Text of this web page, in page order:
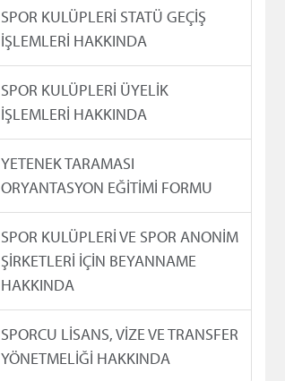
SPOR KULÜPLERİ STATÜ GEÇİŞ
İŞLEMLERİ HAKKINDA
SPOR KULÜPLERİ ÜYELİK
İŞLEMLERİ HAKKINDA
YETENEK TARAMASI
ORYANTASYON EĞİTİMİ FORMU
SPOR KULÜPLERİ VE SPOR ANONİM
ŞİRKETLERİ İÇİN BEYANNAME
HAKKINDA
SPORCU LİSANS, VİZE VE TRANSFER
YÖNETMELİĞİ HAKKINDA